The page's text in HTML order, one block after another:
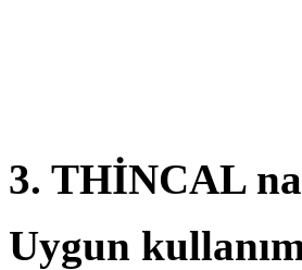
3. THİNCAL
Uygun